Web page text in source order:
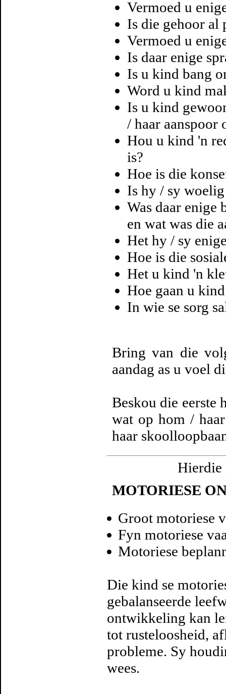
Vermoed u
Is die gehoor al
Vermoed u
Is daar enige
Is u kind bang
Word u kind
Is u kind
/ haar
Hou u kind 'n
is?
Hoe is die
Is hy / sy
Was daar enige
en wat was die
Het hy / sy
Hoe is die
Het u kind 'n
Hoe gaan u
In wie se sorg
Bring van die
aandag as u voel
Beskou die eerste
wat op hom /
haar
Hierdie
MOTORIESE
Groot motoriese
Fyn motoriese
Motoriese
Die kind se
gebalanseerde
ontwikkeling kan
tot rusteloosheid,
probleme. Sy
wees.